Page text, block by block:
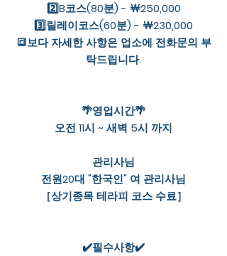
2️⃣B코스(80분) - ￦250,000
3️⃣릴레이코스(60분) - ￦230,000
🔳보다 자세한 사항은 업소에 전화문의 부
탁드립니다.
🌴영업시간🌴
오전 11시 ~ 새벽 5시 까지
관리사님
전원20대 "한국인" 여 관리사님
［상기종목 테라피 코스 수료］
✔️필수사항✔️